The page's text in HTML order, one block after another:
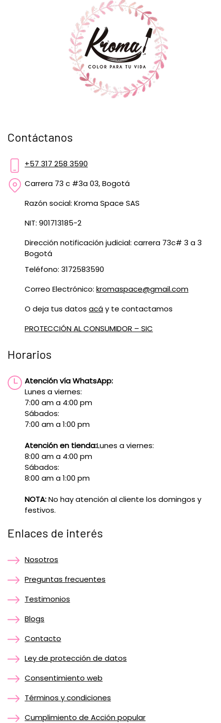
Contáctanos
+57 317 258 3590
Carrera 73 c #3a 03, Bogotá
Razón social: Kroma Space SAS
NIT: 901713185-2
Dirección notificación judicial: carrera 73c# 3 a 3
Bogotá
Teléfono: 3172583590
Correo Electrónico: kromaspace@gmail.com
O deja tus datos acáy te contactamos
PROTECCIÓN AL CONSUMIDOR – SIC
Horarios
Atención vía WhatsApp:
Lunes a viernes:
7:00 am a 4:00 pm
Sábados:
7:00 am a 1:00 pm
Atención en tienda:Lunes a viernes:
8:00 am a 4:00 pm
Sábados:
8:00 am a 1:00 pm
NOTA:No hay atención al cliente los domingos y
festivos.
Enlaces de interés
Nosotros
Preguntas frecuentes
Testimonios
Blogs
Contacto
Ley de protección de datos
Consentimiento web
Términos y condiciones
Cumplimiento de Acción popular